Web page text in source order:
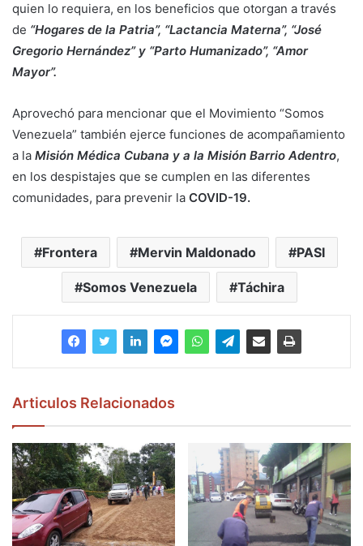
quien lo requiera, en los beneficios que otorgan a través
de “Hogares de la Patria”, “Lactancia Materna”, “José
Gregorio Hernández” y “Parto Humanizado”, “Amor
Mayor”.
Aprovechó para mencionar que el Movimiento “Somos
Venezuela” también ejerce funciones de acompañamiento
a la Misión Médica Cubana y a la Misión Barrio Adentro,
en los despistajes que se cumplen en las diferentes
comunidades, para prevenir la COVID-19.
Frontera Mervin Maldonado PASI
Somos Venezuela Táchira
Articulos Relacionados